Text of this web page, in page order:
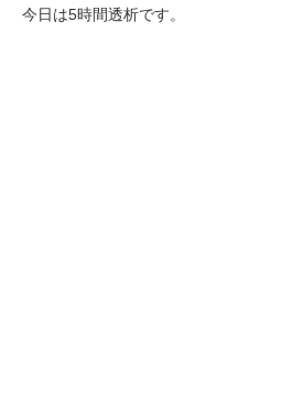
今日は5時間透析です。